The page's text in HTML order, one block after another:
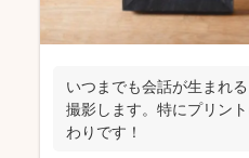
いつまでも会話が生まれ
撮影します。特にプリン
わりです！